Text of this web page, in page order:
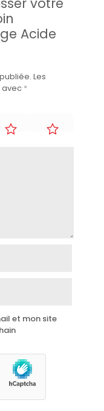
votre
Acide
Les
avec *
et mon site